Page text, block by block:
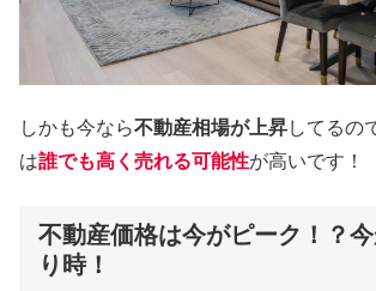
しかも今なら不動産相場が上昇してるの
は誰でも高く売れる可能性が高いです！
不動産価格は今がピーク！？
り時！